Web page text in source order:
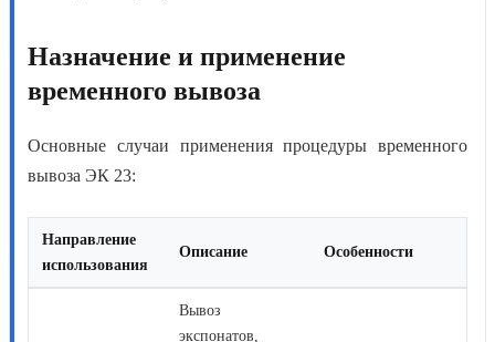
Назначение и применение
временного вывоза
Основные случаи примененияпроцедуры временного
вывоза ЭК 23:
Направление
использования
Описание Особенности
Вывоз
экспонатов,